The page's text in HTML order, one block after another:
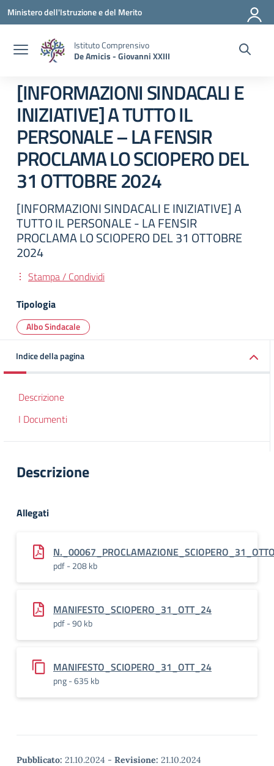
Vai ai contenuti
Vai al menu di navigazione
Vai al footer
Ministero dell'Istruzione e del Merito
Istituto Comprensivo
De Amicis - Giovanni XXIII
[INFORMAZIONI SINDACALI E
INIZIATIVE] A TUTTO IL
PERSONALE – LA FENSIR
PROCLAMA LO SCIOPERO DEL
31 OTTOBRE 2024
[INFORMAZIONI SINDACALI E INIZIATIVE] A
TUTTO IL PERSONALE - LA FENSIR
PROCLAMA LO SCIOPERO DEL 31 OTTOBRE
2024
Stampa / Condividi
Tipologia
Albo Sindacale
Indice della pagina
Descrizione
I Documenti
Descrizione
Allegati
pdf - 208 kb
MANIFESTO_SCIOPERO_31_OTT_24
pdf - 90 kb
MANIFESTO_SCIOPERO_31_OTT_24
png - 635 kb
Pubblicato: 21.10.2024 - Revisione: 21.10.2024